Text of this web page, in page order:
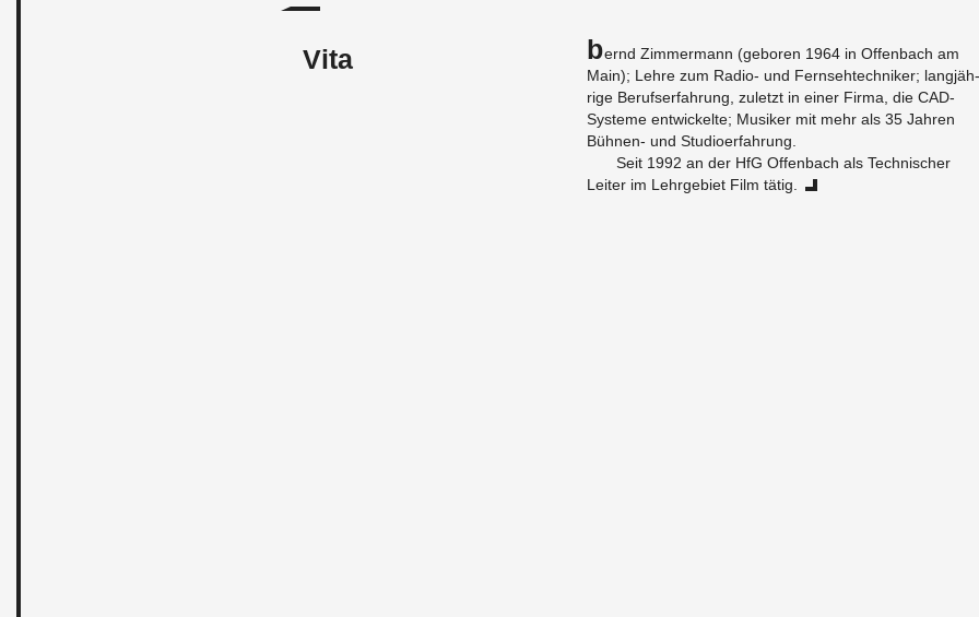
Vita Bernd Zim­mer­mann (ge­bo­ren 1964 in Of­fen­bach am
Main); Lehre zum Ra­dio- und Fern­seh­tech­ni­ker; lang­jäh­
ri­ge Be­rufs­er­fah­rung, zu­letzt in einer Firma, die CAD-
Sys­te­me ent­wi­ckel­te; Mu­si­ker mit mehr als 35 Jah­ren
Büh­nen- und Stu­dio­er­fah­rung.
Seit 1992 an der HfG Of­fen­bach als Tech­ni­scher
Lei­ter im Lehr­ge­biet Film tätig.